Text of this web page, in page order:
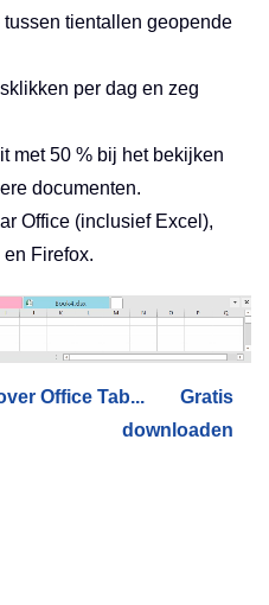
tientallen geopende
per dag en zeg
met 50 % bij het bekijken
documenten.
Office (inclusief Excel),
Firefox.
Office Tab...
Gratis
downloaden